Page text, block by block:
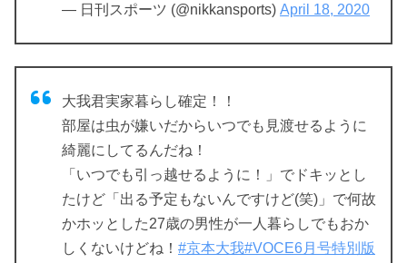
— 日刊スポーツ (@nikkansports) April 18, 2020
大我君実家暮らし確定！！
部屋は虫が嫌いだからいつでも見渡せるように
綺麗にしてるんだね！
「いつでも引っ越せるように！」でドキッとし
たけど「出る予定もないんですけど(笑)」で何故
かホッとした27歳の男性が一人暮らしでもおか
しくないけどね！ #京本大我#VOCE6月号特別版